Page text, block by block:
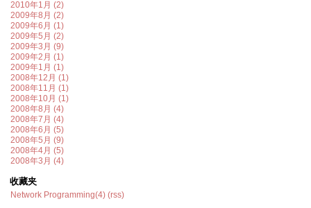
2010年1月 (2)
2009年8月 (2)
2009年6月 (1)
2009年5月 (2)
2009年3月 (9)
2009年2月 (1)
2009年1月 (1)
2008年12月 (1)
2008年11月 (1)
2008年10月 (1)
2008年8月 (4)
2008年7月 (4)
2008年6月 (5)
2008年5月 (9)
2008年4月 (5)
2008年3月 (4)
收藏夹
Network Programming(4) (rss)